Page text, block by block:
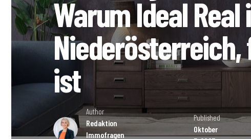
Warum Ideal Real
Niederösterreich,
ist
Author
Redaktion
Immofragen
Published
Oktober